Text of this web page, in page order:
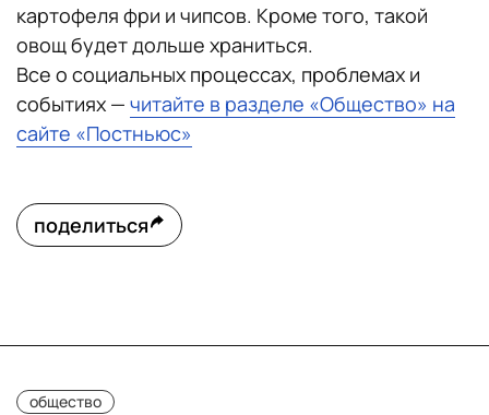
картофеля фри и чипсов. Кроме того, такой
овощ будет дольше храниться.
Все о социальных процессах, проблемах и
событиях — читайте в разделе «Общество» на
сайте «Постньюс»
поделиться
общество